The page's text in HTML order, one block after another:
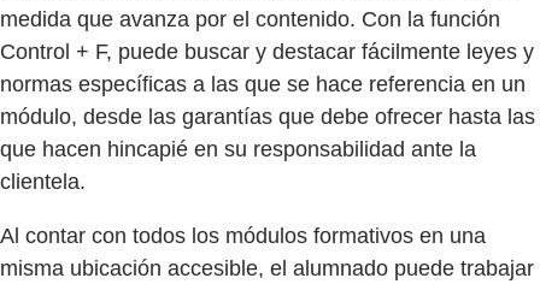
medida que avanza por el contenido. Con la función
Control + F, puede buscar y destacar fácilmente leyes y
normas específicas a las que se hace referencia en un
módulo, desde las garantías que debe ofrecer hasta las
que hacen hincapié en su responsabilidad ante la
clientela.
Al contar con todos los módulos formativos en una
misma ubicación accesible, el alumnado puede trabajar